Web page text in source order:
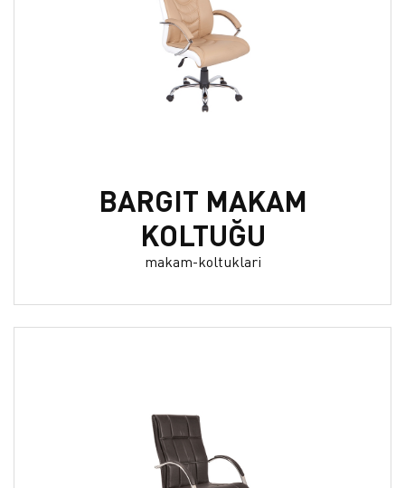
BARGIT MAKAM
KOLTUĞU
makam-koltuklari